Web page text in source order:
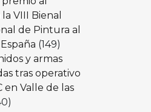
VIII Bienal
de Pintura al
(149)
y armas
tras operativo
en Valle de las